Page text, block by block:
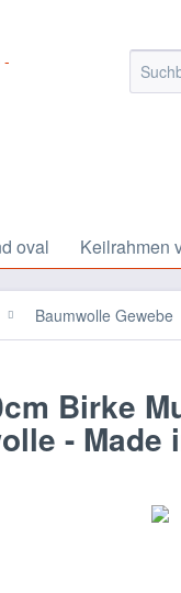
oval Keilrahmen
Baumwolle Gewebe
Birke
- Made